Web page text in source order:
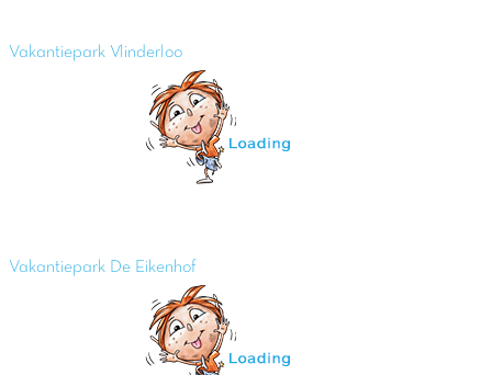
Vakantiepark Vlinderloo
Vakantiepark De Eikenhof